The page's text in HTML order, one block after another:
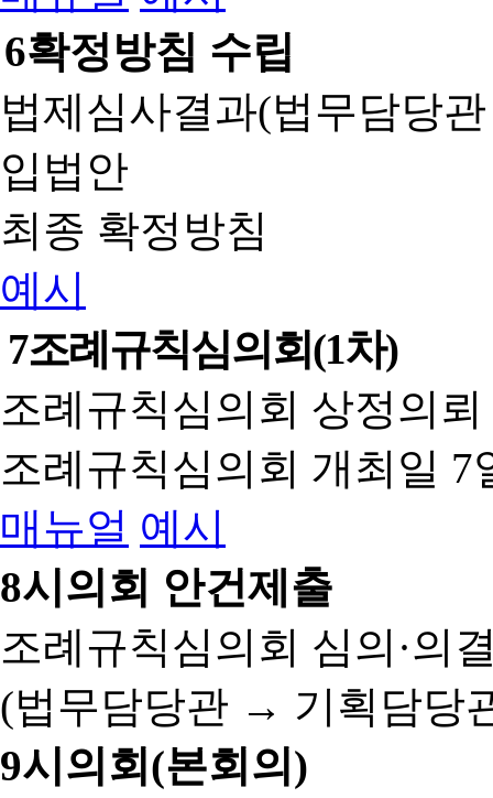
6확정방침 수립
법제심사결과(법무담당
입법안
최종 확정방침
예시
7조례규칙심의회(1차)
조례규칙심의회 상정의
조례규칙심의회 개최일 7
매뉴얼 예시
8시의회 안건제출
조례규칙심의회 심의·의
(법무담당관 → 기획담당
9시의회(본회의)